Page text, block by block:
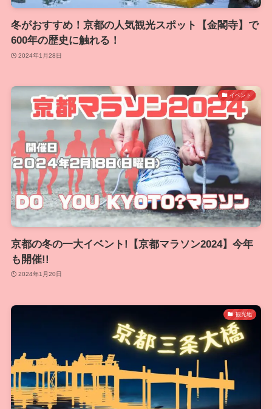
冬がおすすめ！京都の人気観光スポット【金閣寺】で
600年の歴史に触れる！
2024年1月28日
イベント
京都の冬の一大イベント!【京都マラソン2024】今年
も開催!!
2024年1月20日
観光地